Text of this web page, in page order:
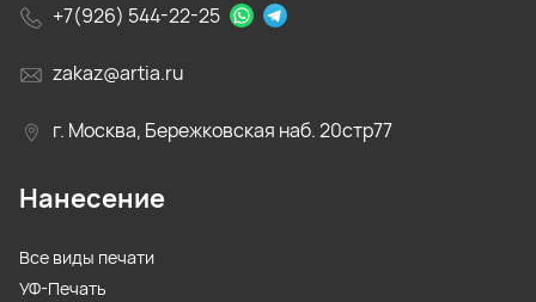
+7(926) 544-22-25
zakaz@artia.ru
г. Москва, Бережковская наб. 20стр77
Нанесение
Все виды печати
УФ-Печать